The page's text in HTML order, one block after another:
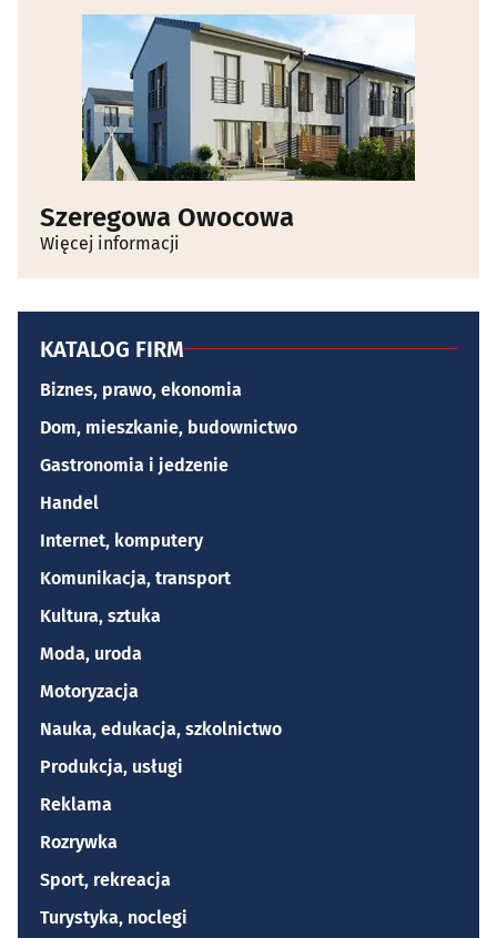
Szeregowa Owocowa
Więcej informacji
KATALOG FIRM
Biznes, prawo, ekonomia
Dom, mieszkanie, budownictwo
Gastronomia i jedzenie
Handel
Internet, komputery
Komunikacja, transport
Kultura, sztuka
Moda, uroda
Motoryzacja
Nauka, edukacja, szkolnictwo
Produkcja, usługi
Reklama
Rozrywka
Sport, rekreacja
Turystyka, noclegi